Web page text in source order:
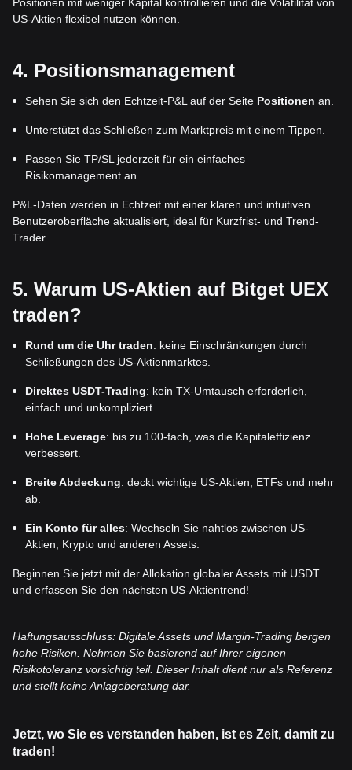
Positionen mit weniger Kapital kontrollieren und die Volatilität von
US-Aktien flexibel nutzen können.
4. Positionsmanagement
Sehen Sie sich den Echtzeit-P&L auf der Seite Positionen an.
Unterstützt das Schließen zum Marktpreis mit einem Tippen.
Passen Sie TP/SL jederzeit für ein einfaches
Risikomanagement an.
P&L-Daten werden in Echtzeit mit einer klaren und intuitiven
Benutzeroberfläche aktualisiert, ideal für Kurzfrist- und Trend-
Trader.
5. Warum US-Aktien auf Bitget UEX
traden?
Rund um die Uhr traden: keine Einschränkungen durch
Schließungen des US-Aktienmarktes.
Direktes USDT-Trading: kein TX-Umtausch erforderlich,
einfach und unkompliziert.
Hohe Leverage: bis zu 100-fach, was die Kapitaleffizienz
verbessert.
Breite Abdeckung: deckt wichtige US-Aktien, ETFs und mehr
ab.
Ein Konto für alles: Wechseln Sie nahtlos zwischen US-
Aktien, Krypto und anderen Assets.
Beginnen Sie jetzt mit der Allokation globaler Assets mit USDT
und erfassen Sie den nächsten US-Aktientrend!
Haftungsausschluss: Digitale Assets und Margin-Trading bergen
hohe Risiken. Nehmen Sie basierend auf Ihrer eigenen
Risikotoleranz vorsichtig teil. Dieser Inhalt dient nur als Referenz
und stellt keine Anlageberatung dar.
Jetzt, wo Sie es verstanden haben, ist es Zeit, damit zu
traden!